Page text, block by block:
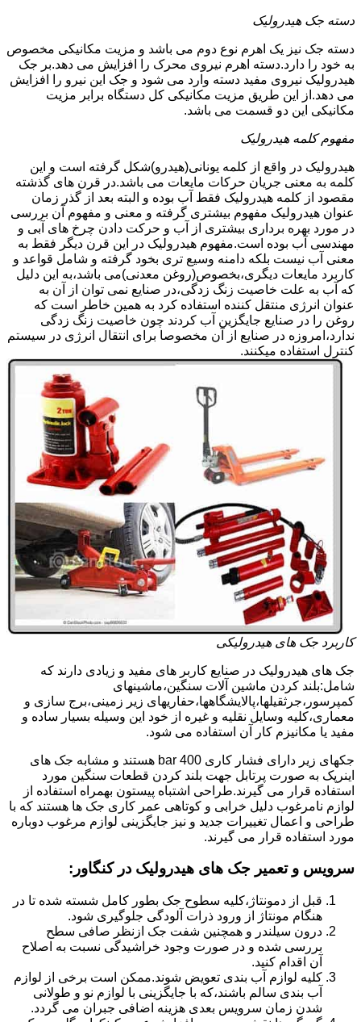
دسته جک هیدرولیک
دسته جک نیز یک اهرم نوع دوم می باشد و مزیت مکانیکی مخصوص
به خود را دارد.دسته اهرم نیروی محرک را افزایش می دهد.بر جک
هیدرولیک نیروی مفید دسته وارد می شود و جک این نیرو را افزایش
می دهد.از این طریق مزیت مکانیکی کل دستگاه برابر مزیت
مکانیکی این دو قسمت می باشد.
مفهوم کلمه هیدرولیک
هیدرولیک در واقع از کلمه یونانی(هیدرو)شکل گرفته است و این
کلمه به معنی جریان حرکات مایعات می باشد.در قرن های گذشته
مقصود از کلمه هیدرولیک فقط آب بوده و البته بعد از گذر زمان
عنوان هیدرولیک مفهوم بیشتری گرفته و معنی و مفهوم آن بررسی
در مورد بهره برداری بیشتری از آب و حرکت دادن چرخ های آبی و
مهندسی آب بوده است.مفهوم هیدرولیک در این قرن دیگر فقط به
معنی آب نیست بلکه دامنه وسیع تری بخود گرفته و شامل قواعد و
کاربرد مایعات دیگری،بخصوص(روغن معدنی)می باشد،به این دلیل
که آب به علت خاصیت زنگ زدگی،در صنایع نمی توان از آن به
عنوان انرژی منتقل کننده استفاده کرد به همین خاطر است که
روغن را در صنایع جایگزین آب کردند چون خاصیت زنگ زدگی
ندارد،امروزه در صنایع از آن مخصوصا برای انتقال انرژی در سیستم
کنترل استفاده میکنند.
کاربرد جک های هیدرولیکی
جک های هیدرولیک در صنایع کاربر های مفید و زیادی دارند که
شامل:بلند کردن ماشین آلات سنگین،ماشینهای
کمپرسور،جرثقیلها،پالایشگاهها،حفاریهای زیر زمینی،برج سازی و
معماری،کلیه وسایل نقلیه و غیره از خود این وسیله بسیار ساده و
مفید یا مکانیزم کار آن استفاده می شود.
جکهای زیر دارای فشار کاری 400 bar هستند و مشابه جک های
اینرپک به صورت پرتابل جهت بلند کردن قطعات سنگین مورد
استفاده قرار می گیرند.طراحی اشتباه پیستون بهمراه استفاده از
لوازم نامرغوب دلیل خرابی و کوتاهی عمر کاری جک ها هستند که با
طراحی و اعمال تغییرات جدید و نیز جایگزینی لوازم مرغوب دوباره
مورد استفاده قرار می گیرند.
سرویس و تعمیر جک های هیدرولیک در کنگاور :
قبل از دمونتاژ،کلیه سطوح جک بطور کامل شسته شده تا در
هنگام مونتاژ از ورود ذرات آلودگی جلوگیری شود.
درون سیلندر و همچنین شفت جک ازنظر صافی سطح
بررسی شده و در صورت وجود خراشیدگی نسبت به اصلاح
آن اقدام کنید.
کلیه لوازم آب بندی تعویض شوند.ممکن است برخی از لوازم
آب بندی سالم باشند،که با جایگزینی با لوازم نو و طولانی
شدن زمان سرویس بعدی هزینه اضافی جبران می گردد.